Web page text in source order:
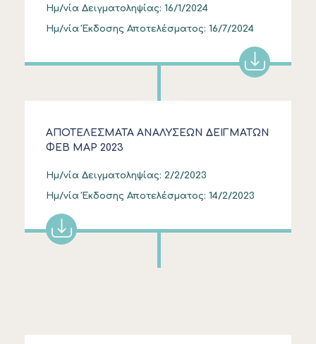
Ημ/νία Δειγματοληψίας: 16/1/2024
Ημ/νία Έκδοσης Αποτελέσματος: 16/7/2024
ΑΠΟΤΕΛΕΣΜΑΤΑ ΑΝΑΛΥΣΕΩΝ ΔΕΙΓΜΑΤΩΝ
ΦΕΒ ΜΑΡ 2023
Ημ/νία Δειγματοληψίας: 2/2/2023
Ημ/νία Έκδοσης Αποτελέσματος: 14/2/2023